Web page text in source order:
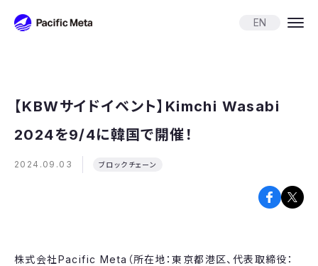
EN
【KBWサイドイベント】Kimchi Wasabi
2024を9/4に韓国で開催！
2024.09.03 ブロックチェーン
株式会社Pacific Meta（所在地：東京都港区、代表取締役：